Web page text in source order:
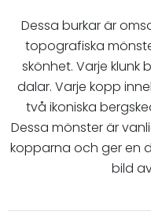
Dessa burkar är
topografiska
skönhet. Varje klunk
dalar. Varje kopp
två ikoniska
Dessa mönster är
kopparna och ger en
bild